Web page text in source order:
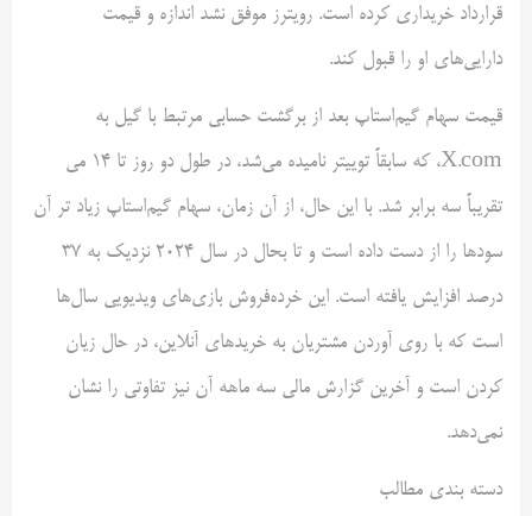
قرارداد خریداری کرده است. رویترز موفق نشد اندازه و قیمت
دارایی‌های او را قبول کند.
قیمت سهام گیم‌استاپ بعد از برگشت حسابی مرتبط با گیل به
X.com، که سابقاً توییتر نامیده می‌شد، در طول دو روز تا 14 می
تقریباً سه برابر شد. با این حال، از آن زمان، سهام گیم‌استاپ زیاد تر آن
سودها را از دست داده است و تا بحال در سال 2024 نزدیک به 37
درصد افزایش یافته است. این خرده‌فروش بازی‌های ویدیویی سال‌ها
است که با روی آوردن مشتریان به خریدهای آنلاین، در حال زیان
کردن است و آخرین گزارش مالی سه ماهه آن نیز تفاوتی را نشان
نمی‌دهد.
دسته بندی مطالب